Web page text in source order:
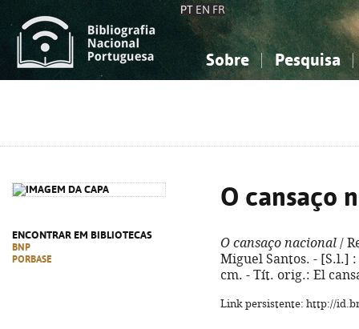
PT EN FR
Sobre Pesquisa
ENCONTRAR EM BIBLIOTECAS
BNP
PORBASE
O cansaço
O cansaço nacional /
Miguel Santos. - [S.l.]
cm. - Tít. orig.: El
Link persistente: http://